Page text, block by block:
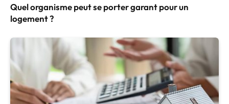
Quel organisme peut se porter garant pour un
logement ?